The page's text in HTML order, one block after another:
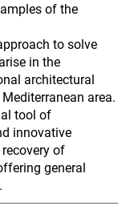
of the
to solve
in the
architectural
area.
tool of
innovative
of
general